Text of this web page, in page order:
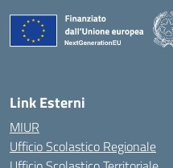
Link Esterni
MIUR
Ufficio Scolastico Regionale